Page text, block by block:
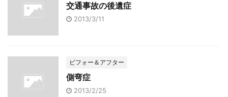
交通事故の後遺症
2013/3/11
ビフォー＆アフター
側弯症
2013/2/25